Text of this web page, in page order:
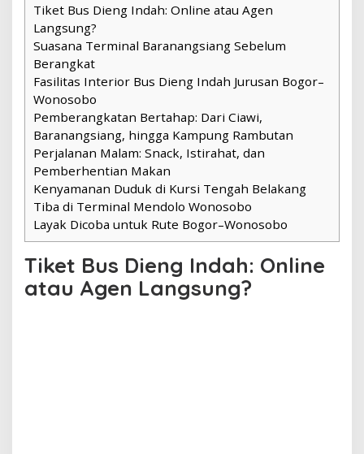
Tiket Bus Dieng Indah: Online atau Agen
Langsung?
Suasana Terminal Baranangsiang Sebelum
Berangkat
Fasilitas Interior Bus Dieng Indah Jurusan Bogor–
Wonosobo
Pemberangkatan Bertahap: Dari Ciawi,
Baranangsiang, hingga Kampung Rambutan
Perjalanan Malam: Snack, Istirahat, dan
Pemberhentian Makan
Kenyamanan Duduk di Kursi Tengah Belakang
Tiba di Terminal Mendolo Wonosobo
Layak Dicoba untuk Rute Bogor–Wonosobo
Tiket Bus Dieng Indah: Online
atau Agen Langsung?